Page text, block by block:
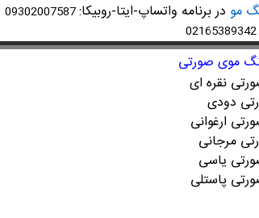
مو در برنامه واتساپ-ایتا-روبیکا:
02165389342
موی صورتی